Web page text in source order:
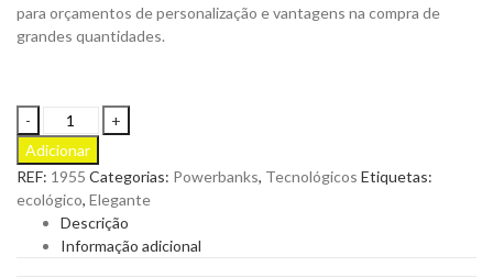
para orçamentos de personalização e vantagens na compra de
grandes quantidades.
Bateria
auxiliar
Yendik
externa
de
8.000
mAh
Adicionar
REF: 1955 Categorias: Powerbanks, Tecnológicos Etiquetas:
ecológico, Elegante
Descrição
Informação adicional